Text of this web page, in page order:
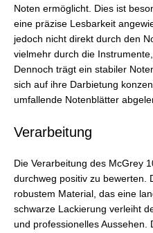
Noten ermöglicht. Dies ist
eine präzise Lesbarkeit
jedoch nicht direkt durch den
vielmehr durch die
Dennoch trägt ein stabiler
sich auf ihre Darbietung
umfallende Notenblätter
Verarbeitung
Die Verarbeitung des McGrey
durchweg positiv zu bewerten.
robustem Material, das eine
schwarze Lackierung verleiht
und professionelles Aussehen.